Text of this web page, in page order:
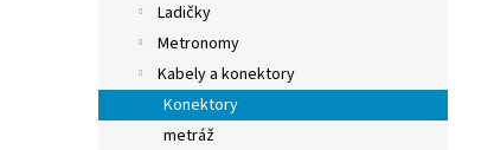
Ladičky
Metronomy
Kabely a konektory
Konektory
metráž